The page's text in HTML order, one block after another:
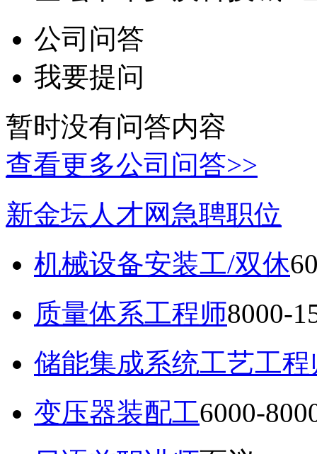
公司问答
我要提问
暂时没有问答内容
查看更多公司问答>>
新金坛人才网急聘职位
机械设备安装工/双休
质量体系工程师8000-
储能集成系统工艺工程
变压器装配工6000-